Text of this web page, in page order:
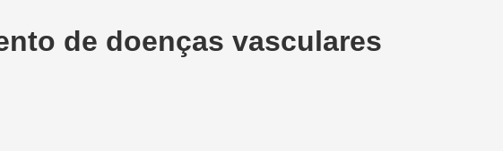
de doenças vasculares